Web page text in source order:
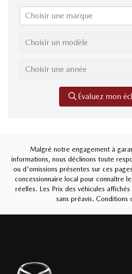
Choisir une marque
Choisir un modèle
Choisir une année
Évaluez mon
Malgré notre engagement à
informations, nous déclinons toute
ou d'omissions présentes sur ces
concessionnaire local pour connaître
réelles. Les Prix des véhicules
sans préavis. Conditions